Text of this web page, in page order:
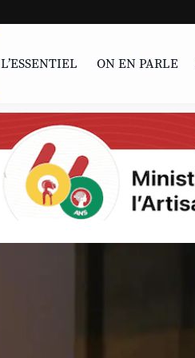
L’ESSENTIEL ON EN PARLE